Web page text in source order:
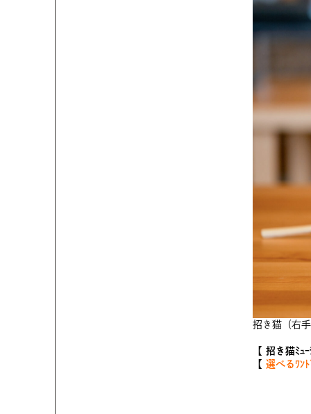
招き猫（右
【 招き猫ﾐｭ
【 選べるﾜﾝﾄ